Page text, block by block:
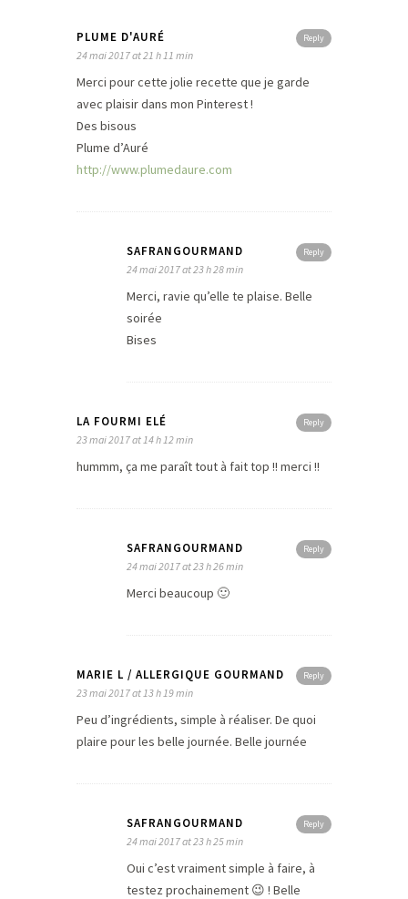
Reply
PLUME D'AURÉ
24 mai 2017 at 21 h 11 min
Merci pour cette jolie recette que je garde
avec plaisir dans mon Pinterest !
Des bisous
Plume d’Auré
http://www.plumedaure.com
Reply
SAFRANGOURMAND
24 mai 2017 at 23 h 28 min
Merci, ravie qu’elle te plaise. Belle
soirée
Bises
Reply
LA FOURMI ELÉ
23 mai 2017 at 14 h 12 min
hummm, ça me paraît tout à fait top !! merci !!
Reply
SAFRANGOURMAND
24 mai 2017 at 23 h 26 min
Merci beaucoup 🙂
Reply
MARIE L / ALLERGIQUE GOURMAND
23 mai 2017 at 13 h 19 min
Peu d’ingrédients, simple à réaliser. De quoi
plaire pour les belle journée. Belle journée
Reply
SAFRANGOURMAND
24 mai 2017 at 23 h 25 min
Oui c’est vraiment simple à faire, à
testez prochainement 😉 ! Belle